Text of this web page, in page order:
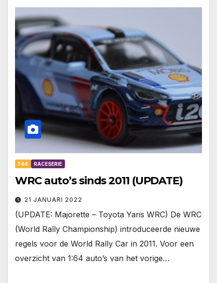
1:64 RACESERIE
WRC auto’s sinds 2011 (UPDATE)
21 JANUARI 2022
(UPDATE: Majorette – Toyota Yaris WRC) De WRC
(World Rally Championship) introduceerde nieuwe
regels voor de World Rally Car in 2011. Voor een
overzicht van 1:64 auto’s van het vorige…